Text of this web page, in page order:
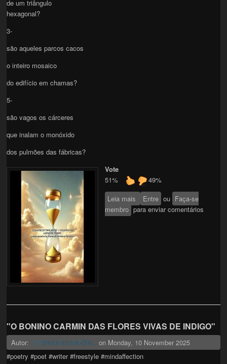
de um triângulo
hexagonal?
3-
são aqueles parcos cacos
o inteiro mosaico
do edifício em chamas?
5-
são vagos os cárceres
que inalam o monóxido
dos pulmões das fábricas?
Vote
51%
49%
Leia mais sobre "COLAPSO DO
LAPSO DE MEMÓRIA"
Entre ou Faça-se
membro para enviar comentários
"O BONINO CARMIN DAS FLORES VIVAS DE INDIGO"
Autor: FERNANDO ANTÔNI... on Monday, 10 November 2025
#poetry #poet #writer #freestyle #mindaffection